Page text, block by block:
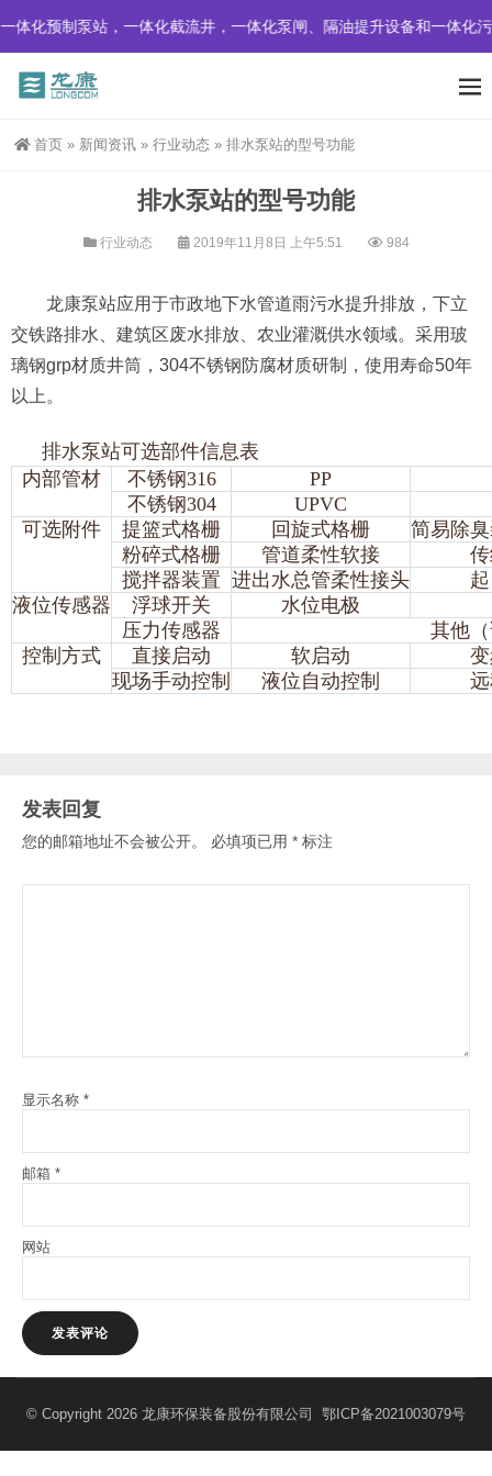
化预制泵站，一体化截流井，一体化泵闸、隔油提升设备和一体化污
首页 » 新闻资讯 » 行业动态 » 排水泵站的型号功能
排水泵站的型号功能
行业动态 2019年11月8日 上午5:51 984
龙康泵站应用于市政地下水管道雨污水提升排放，下立
交铁路排水、建筑区废水排放、农业灌溉供水领域。采用玻
璃钢grp材质井筒，304不锈钢防腐材质研制，使用寿命50年
以上。
排水泵站可选部件信息表
内部管材
不锈钢316
PP
不锈钢304
UPVC
可选附件
提篮式格栅 回旋式格栅
简易除
粉碎式格栅
管道柔性软接
搅拌器装置 进出水总管柔性接头
液位传感器
浮球开关
水位电极
压力传感器
其他
控制方式
直接启动 软启动
现场手动控制
液位自动控制
发表回复
您的邮箱地址不会被公开。 必填项已用 * 标注
显示名称 *
邮箱 *
网站
© Copyright 2026 龙康环保装备股份有限公司 鄂ICP备2021003079号